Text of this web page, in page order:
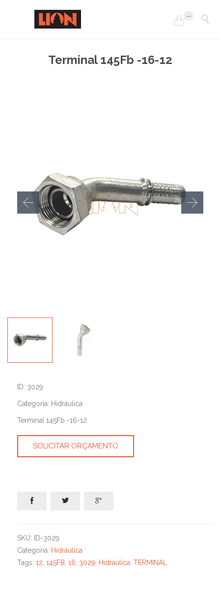

... 
Terminal 145Fb -16-12
ID: 3029
Categoria: Hidráulica
Terminal 145Fb -16-12
SOLICITAR ORÇAMENTO
  
SKU:
ID-3029
Categoria: Hidráulica
Tags: 12 145FB 16 3029 Hidráulica TERMINAL